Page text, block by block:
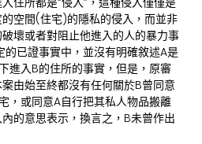
空間(住宅)的隱私的侵入，而並非
壞或者對阻止他進入的人的暴力事
已證事實中，並沒有明確敘述A是
進入B的住所的事實，但是，原審
由始至終都沒有任何關於B曾同意
，或同意A自行把其私人物品搬離
的意思表示，換言之，B未曾作出